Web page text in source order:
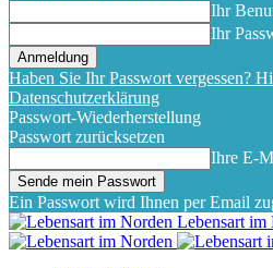
Ihr
Ihr
Haben Sie Ihr Passwort vergessen?
Datenschutzerklärung
Passwort-Wiederherstellung
Passwort zurücksetzen
Ihre E-
Ein Passwort wird Ihnen per Email
Lebensart im